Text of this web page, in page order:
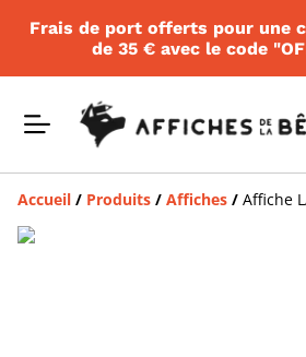
Frais de port offerts pour une
de 35 € avec le code
Accueil / Produits / Affiches / Affiche